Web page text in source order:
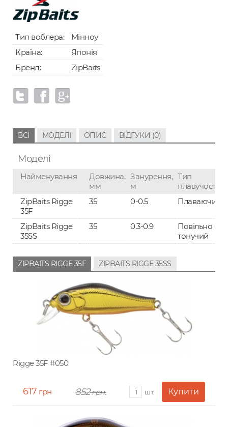
Тип воблера:
Мінноу
Країна:
Японія
Бренд:
ZipBaits
ВСІ МОДЕЛІ ОПИС ВІДГУКИ (0)
Моделі
Найменування
Довжина,
мм
Занурення,
м
Тип
плавучості
ZipBaits Rigge
35F
35 0-0.5 Плаваючий
ZipBaits Rigge
35SS
35 0.3-0.9
Повільно
тонучий
ZIPBAITS RIGGE 35F ZIPBAITS RIGGE 35SS
Rigge 35F #050
617 грн 852грн. шт.